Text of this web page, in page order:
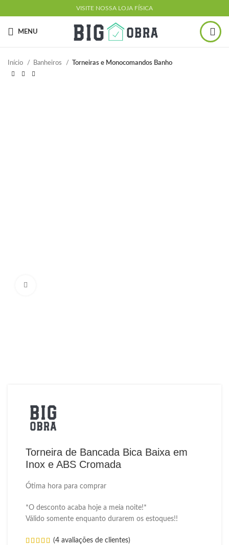
VISITE NOSSA LOJA FÍSICA
MENU
Início Banheiros Torneiras e Monocomandos Banho
Torneira de Bancada Bica Baixa em
Inox e ABS Cromada
Ótima hora para comprar
*O desconto acaba hoje a meia noite!*
Válido somente enquanto durarem os estoques!!
(4 avaliações de clientes)